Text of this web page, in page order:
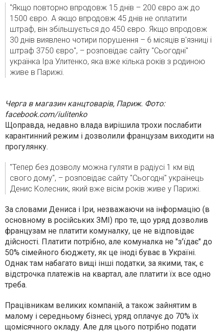
"Якщо повторно впродовж 15 днів – 200 євро аж до
1500 євро. А якщо впродовж 45 днів не оплатити
штраф, він збільшується до 450 євро. Якщо впродовж
30 днів виявлено чотири порушення – 6 місяців в'язниці і
штраф 3750 євро", – розповідає сайту "Сьогодні"
українка Іра Улитенко, яка вже кілька років з родиною
живе в Парижі.
Черга в магазин канцтоварів, Париж. Фото:
facebook.com/iulitenko
Щоправда, недавно влада вирішила трохи послабити
карантинний режим і дозволили французам виходити на
прогулянку.
"Тепер без дозволу можна гуляти в радіусі 1 км від
свого дому", – розповідає сайту "Сьогодні" українець
Денис Колесник, який вже вісім років живе у Парижі.
За словами Дениса і Іри, незважаючи на інформацію (в
основному в російських ЗМІ) про те, що уряд дозволив
французам не платити комуналку, це не відповідає
дійсності. Платити потрібно, але комуналка не "з'їдає" до
50% сімейного бюджету, як це іноді буває в Україні.
Однак там набагато вищі інші податки, за якими, так, є
відстрочка платежів на квартал, але платити їх все одно
треба.
Працівникам великих компаній, а також зайнятим в
малому і середньому бізнесі, уряд оплачує до 70% їх
щомісячного окладу. Але для цього потрібно подати